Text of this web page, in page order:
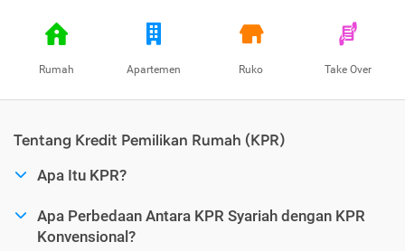
Rumah Apartemen Ruko Take Over
Tentang Kredit Pemilikan Rumah (KPR)
Apa Itu KPR?
Apa Perbedaan Antara KPR Syariah dengan KPR
Konvensional?